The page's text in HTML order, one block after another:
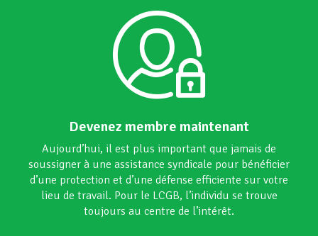
Devenez membre maintenant
Aujourd’hui, il est plus important que jamais de
soussigner à une assistance syndicale pour bénéficier
d’une protection et d’une défense efficiente sur votre
lieu de travail. Pour le LCGB, l’individu se trouve
toujours au centre de l’intérêt.